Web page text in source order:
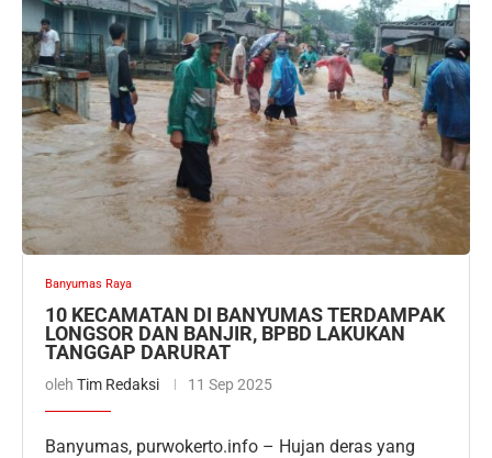
Banyumas Raya
10 KECAMATAN DI BANYUMAS TERDAMPAK
LONGSOR DAN BANJIR, BPBD LAKUKAN
TANGGAP DARURAT
oleh Tim Redaksi 11 Sep 2025
Banyumas, purwokerto.info – Hujan deras yang